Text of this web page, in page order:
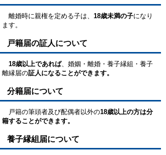
離婚時に親権を定める子は、 18歳未満の子になり
ます。
戸籍届の証人について
18歳以上であれば、婚姻・離婚・養子縁組・養子
離縁届の証人になることができます。
分籍届について
戸籍の筆頭者及び配偶者以外の18歳以上の方は分
籍することができます。
養子縁組届について